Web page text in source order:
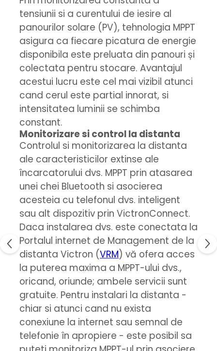
tensiunii si a curentului de iesire al
panourilor solare (PV), tehnologia MPPT
asigura ca fiecare picatura de energie
disponibila este preluata din panouri și
colectata pentru stocare. Avantajul
acestui lucru este cel mai vizibil atunci
cand cerul este partial innorat, si
intensitatea luminii se schimba
constant.
Monitorizare si control la distanta
Controlul si monitorizarea la distanta
ale caracteristicilor extinse ale
încarcatorului dvs. MPPT prin atasarea
unei chei Bluetooth si asocierea
acesteia cu telefonul dvs. inteligent
sau alt dispozitiv prin VictronConnect.
Daca instalarea dvs. este conectata la
Portalul internet de Management de la
distanta Victron (VRM) vă ofera acces
la puterea maxima a MPPT-ului dvs.,
oricand, oriunde; ambele servicii sunt
gratuite. Pentru instalari la distanta -
chiar si atunci cand nu exista
conexiune la internet sau semnal de
telefonie în apropiere - este posibil sa